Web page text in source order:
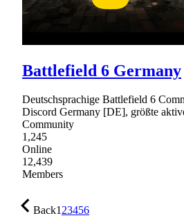
Battlefield 6 Germany
Deutschsprachige Battlefield 6
Discord Germany [DE], größte
Community
1,245
Online
12,439
Members
Back123456